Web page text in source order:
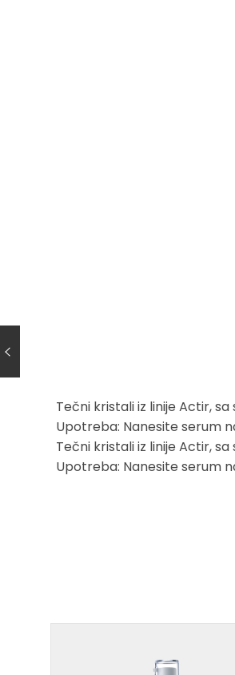
Tečni kristali iz linije Actir,
Upotreba: Nanesite serum
Tečni kristali iz linije Actir,
Upotreba: Nanesite serum